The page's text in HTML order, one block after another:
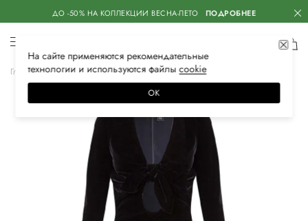
ДО -50% НА КОЛЛЕКЦИИ ВЕСНА-ЛЕТО ПОДРОБНЕЕ
Главная Женская Одежда Платья Вечерние
На сайте применяются рекомендательные
технологии и используются файлысооkiе
ОК